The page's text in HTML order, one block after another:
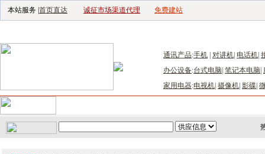
本站服务 | 首页直达 诚征市场渠道代理 免费建站
通讯产品:手机 对讲机 电话机
办公设备:台式电脑 笔记本电脑
家用电器:电视机 摄像机 影碟